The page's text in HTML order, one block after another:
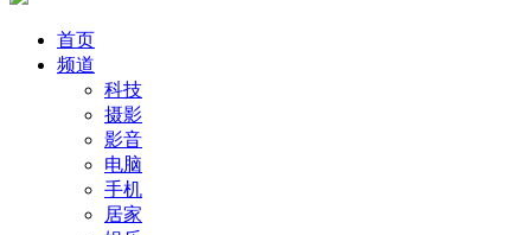
首页
频道
科技
摄影
影音
电脑
手机
居家